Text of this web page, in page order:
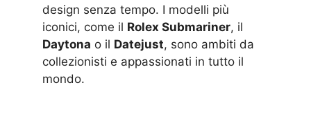
design senza tempo. I modelli più
iconici, come il Rolex Submariner, il
Daytona o il Datejust, sono ambiti da
collezionisti e appassionati in tutto il
mondo.